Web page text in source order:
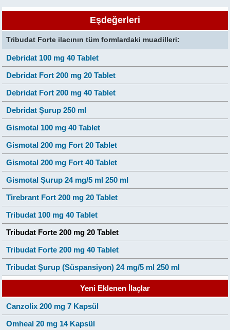
Eşdeğerleri
Tribudat Forte ilacının tüm formlardaki muadilleri:
Debridat 100 mg 40 Tablet
Debridat Fort 200 mg 20 Tablet
Debridat Fort 200 mg 40 Tablet
Debridat Şurup 250 ml
Gismotal 100 mg 40 Tablet
Gismotal 200 mg Fort 20 Tablet
Gismotal 200 mg Fort 40 Tablet
Gismotal Şurup 24 mg/5 ml 250 ml
Tirebrant Fort 200 mg 20 Tablet
Tribudat 100 mg 40 Tablet
Tribudat Forte 200 mg 20 Tablet
Tribudat Forte 200 mg 40 Tablet
Tribudat Şurup (Süspansiyon) 24 mg/5 ml 250 ml
Yeni Eklenen İlaçlar
Canzolix 200 mg 7 Kapsül
Omheal 20 mg 14 Kapsül